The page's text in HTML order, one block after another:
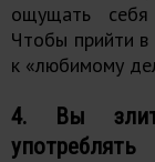
ощущать себя
Чтобы прийти в
к «любимому
4. Вы
употреблять